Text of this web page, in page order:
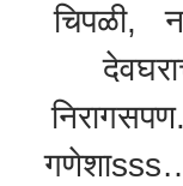
चिपळी,